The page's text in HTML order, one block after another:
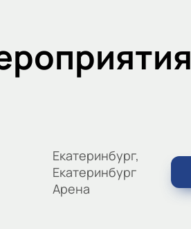
Екатеринбург,
Екатеринбург
Арена